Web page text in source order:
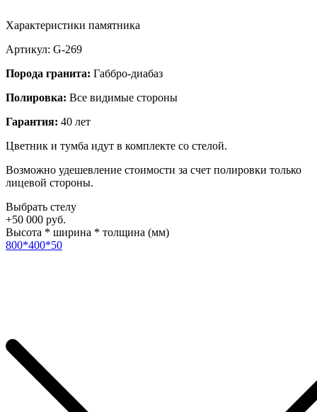
Характеристики памятника
Артикул: G-269
Порода гранита: Габбро-диабаз
Полировка: Все видимые стороны
Гарантия: 40 лет
Цветник и тумба идут в комплекте со стелой.
Возможно удешевление стоимости за счет полировки только
лицевой стороны.
Выбрать стелу
+50 000 руб.
Высота * ширина * толщина (мм)
800*400*50